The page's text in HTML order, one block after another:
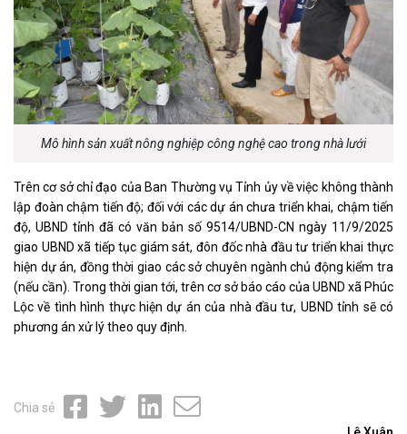
Mô hình sản xuất nông nghiệp công nghệ cao trong nhà lưới
Trên cơ sở chỉ đạo của Ban Thường vụ Tỉnh ủy về việc không thành
lập đoàn chậm tiến độ; đối với các dự án chưa triển khai, chậm tiến
độ, UBND tỉnh đã có văn bản số 9514/UBND-CN ngày 11/9/2025
giao UBND xã tiếp tục giám sát, đôn đốc nhà đầu tư triển khai thực
hiện dự án, đồng thời giao các sở chuyên ngành chủ động kiểm tra
(nếu cần). Trong thời gian tới, trên cơ sở báo cáo của UBND xã Phúc
Lộc về tình hình thực hiện dự án của nhà đầu tư, UBND tỉnh sẽ có
phương án xử lý theo quy định.
Chia sẻ